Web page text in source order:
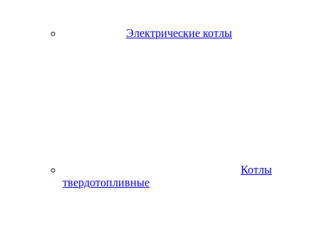
Электрические котлы
Котлы
твердотопливные